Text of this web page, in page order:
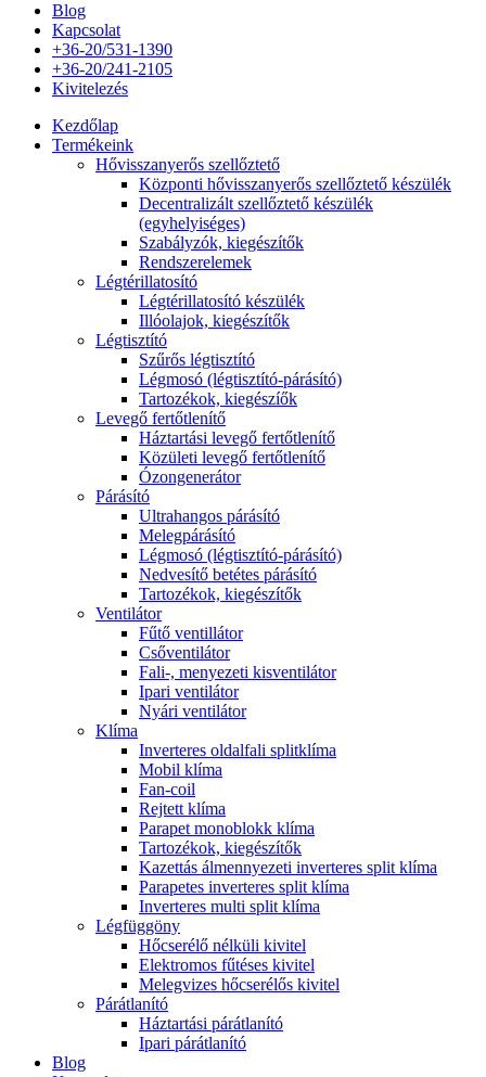
Blog
Kapcsolat
+36-20/531-1390
+36-20/241-2105
Kivitelezés
Kezdőlap
Termékeink
Hővisszanyerős szellőztető
Központi hővisszanyerős szellőztető készülék
Decentralizált szellőztető készülék
(egyhelyiséges)
Szabályzók, kiegészítők
Rendszerelemek
Légtérillatosító
Légtérillatosító készülék
Illóolajok, kiegészítők
Légtisztító
Szűrős légtisztító
Légmosó (légtisztító-párásító)
Tartozékok, kiegészíők
Levegő fertőtlenítő
Háztartási levegő fertőtlenítő
Közületi levegő fertőtlenítő
Ózongenerátor
Párásító
Ultrahangos párásító
Melegpárásító
Légmosó (légtisztító-párásító)
Nedvesítő betétes párásító
Tartozékok, kiegészítők
Ventilátor
Fűtő ventillátor
Csőventilátor
Fali-, menyezeti kisventilátor
Ipari ventilátor
Nyári ventilátor
Klíma
Inverteres oldalfali splitklíma
Mobil klíma
Fan-coil
Rejtett klíma
Parapet monoblokk klíma
Tartozékok, kiegészítők
Kazettás álmennyezeti inverteres split klíma
Parapetes inverteres split klíma
Inverteres multi split klíma
Légfüggöny
Hőcserélő nélküli kivitel
Elektromos fűtéses kivitel
Melegvizes hőcserélős kivitel
Párátlanító
Háztartási párátlanító
Ipari párátlanító
Blog